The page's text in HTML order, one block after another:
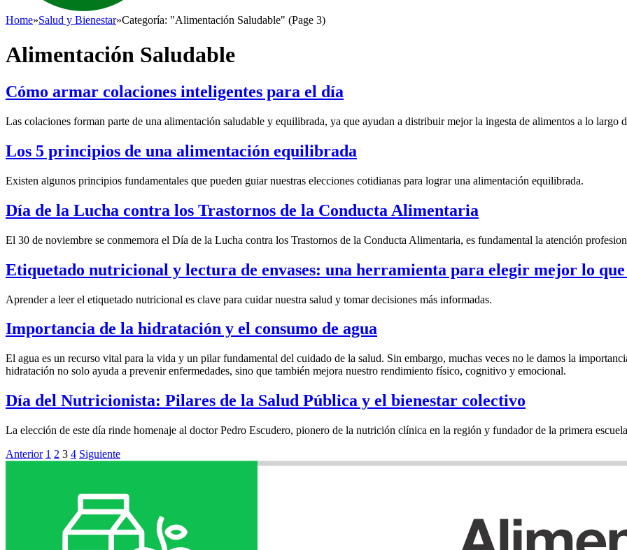
Home»Salud y Bienestar»Categoría: "Alimentación Saludable" (Page 3)
Alimentación Saludable
Cómo armar colaciones inteligentes para el día
Las colaciones forman parte de una alimentación saludable y equilibrada, ya que ayudan a distribuir mejor la ingesta de alimentos a lo largo
Los 5 principios de una alimentación equilibrada
Existen algunos principios fundamentales que pueden guiar nuestras elecciones cotidianas para lograr una alimentación equilibrada.
Día de la Lucha contra los Trastornos de la Conducta Alimentaria
El 30 de noviembre se conmemora el Día de la Lucha contra los Trastornos de la Conducta Alimentaria, es fundamental la atención
Etiquetado nutricional y lectura de envases: una herramienta para elegir mejor lo que
Aprender a leer el etiquetado nutricional es clave para cuidar nuestra salud y tomar decisiones más informadas.
Importancia de la hidratación y el consumo de agua
El agua es un recurso vital para la vida y un pilar fundamental del cuidado de la salud. Sin embargo, muchas veces no le damos la
hidratación no solo ayuda a prevenir enfermedades, sino que también mejora nuestro rendimiento físico, cognitivo y emocional.
Día del Nutricionista: Pilares de la Salud Pública y el bienestar colectivo
La elección de este día rinde homenaje al doctor Pedro Escudero, pionero de la nutrición clínica en la región y fundador de la primera
Anterior 1 2 3 4 Siguiente